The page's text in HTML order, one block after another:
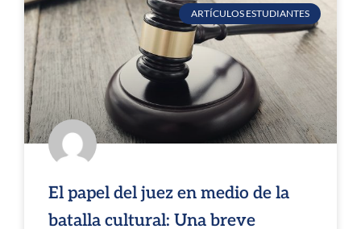
ARTÍCULOS ESTUDIANTES
El papel del juez en medio de la
batalla cultural: Una breve